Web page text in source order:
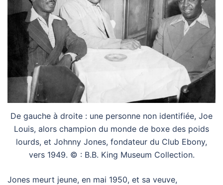
De gauche à droite : une personne non identifiée, Joe
Louis, alors champion du monde de boxe des poids
lourds, et Johnny Jones, fondateur du Club Ebony,
vers 1949. © : B.B. King Museum Collection.
Jones meurt jeune, en mai 1950, et sa veuve,